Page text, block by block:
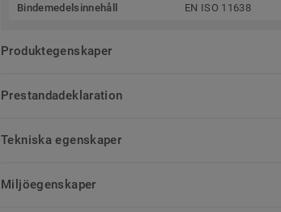
Bindemedelsinnehåll EN ISO 11638
Produktegenskaper
Prestandadeklaration
Tekniska egenskaper
Miljöegenskaper